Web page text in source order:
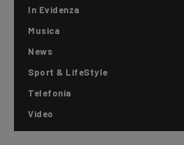
In Evidenza
Musica
News
Sport & LifeStyle
Telefonia
Video